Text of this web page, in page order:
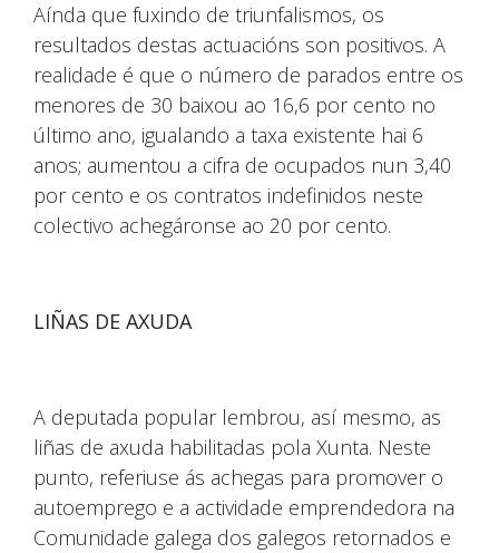
Aínda que fuxindo de triunfalismos, os
resultados destas actuacións son positivos. A
realidade é que o número de parados entre os
menores de 30 baixou ao 16,6 por cento no
último ano, igualando a taxa existente hai 6
anos; aumentou a cifra de ocupados nun 3,40
por cento e os contratos indefinidos neste
colectivo achegáronse ao 20 por cento.
LIÑAS DE AXUDA
A deputada popular lembrou, así mesmo, as
liñas de axuda habilitadas pola Xunta. Neste
punto, referiuse ás achegas para promover o
autoemprego e a actividade emprendedora na
Comunidade galega dos galegos retornados e